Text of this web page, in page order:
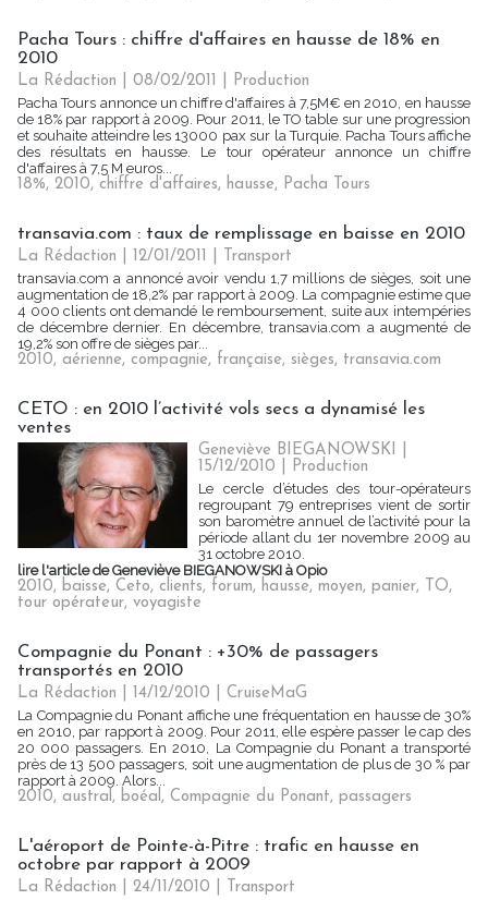
Pacha Tours : chiffre d'affaires en hausse de 18% en
2010
La Rédaction | 08/02/2011
Production
Pacha Tours annonce un chiffre d'affaires à 7,5M€ en 2010, en hausse
de 18% par rapport à 2009. Pour 2011, le TO table sur une progression
et souhaite atteindre les 13000 pax sur la Turquie. Pacha Tours affiche
des résultats en hausse. Le tour opérateur annonce un chiffre
d'affaires à 7,5 M euros...
18%, 2010, chiffre d'affaires, hausse, Pacha Tours
transavia.com : taux de remplissage en baisse en 2010
La Rédaction | 12/01/2011
Transport
transavia.com a annoncé avoir vendu 1,7 millions de sièges, soit une
augmentation de 18,2% par rapport à 2009. La compagnie estime que
4 000 clients ont demandé le remboursement, suite aux intempéries
de décembre dernier. En décembre, transavia.com a augmenté de
19,2% son offre de sièges par...
2010, aérienne, compagnie, française, sièges, transavia.com
CETO : en 2010 l’activité vols secs a dynamisé les
ventes
Geneviève BIEGANOWSKI |
15/12/2010
Production
Le cercle d’études des tour-opérateurs
regroupant 79 entreprises vient de sortir
son baromètre annuel de l’activité pour la
période allant du 1er novembre 2009 au
31 octobre 2010.
lire l'article de Geneviève BIEGANOWSKI à Opio
2010, baisse, Ceto, clients, forum, hausse, moyen, panier, TO,
tour opérateur, voyagiste
Compagnie du Ponant : +30% de passagers
transportés en 2010
La Rédaction | 14/12/2010
CruiseMaG
La Compagnie du Ponant affiche une fréquentation en hausse de 30%
en 2010, par rapport à 2009. Pour 2011, elle espère passer le cap des
20 000 passagers. En 2010, La Compagnie du Ponant a transporté
près de 13 500 passagers, soit une augmentation de plus de 30 % par
rapport à 2009. Alors...
2010, austral, boéal, Compagnie du Ponant, passagers
L'aéroport de Pointe-à-Pitre : trafic en hausse en
octobre par rapport à 2009
La Rédaction | 24/11/2010
Transport